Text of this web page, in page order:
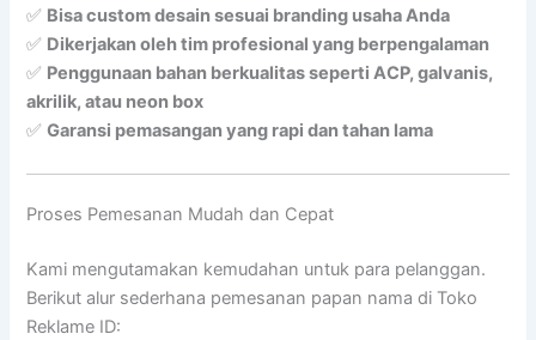
✅ Bisa custom desain sesuai branding usaha Anda
✅ Dikerjakan oleh tim profesional yang berpengalaman
✅ Penggunaan bahan berkualitas seperti ACP, galvanis,
akrilik, atau neon box
✅Garansi pemasangan yang rapi dan tahan lama
Proses Pemesanan Mudah dan Cepat
Kami mengutamakan kemudahan untuk para pelanggan.
Berikut alur sederhana pemesanan papan nama di Toko
Reklame ID: